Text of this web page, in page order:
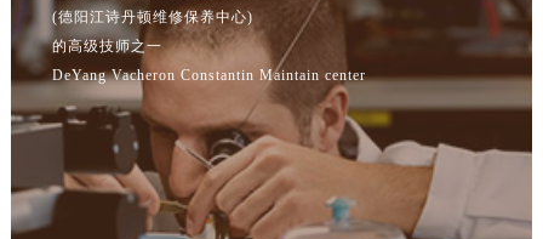
(德阳江诗丹顿维修保养中心)
的高级技师之一
DeYang Vacheron Constantin Maintain center